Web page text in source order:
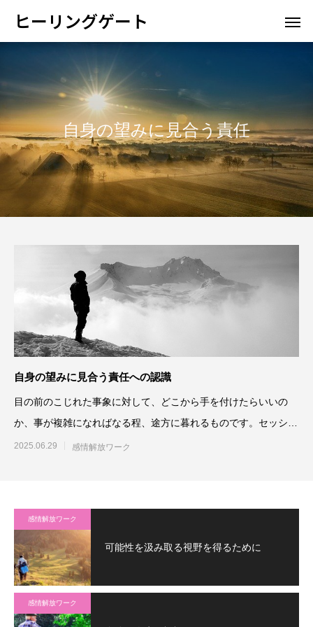
ヒーリングゲート
自身の望みに見合う責任
自身の望みに見合う責任への認識
目の前のこじれた事象に対して、どこから手を付けたらいいの
か、事が複雑になればなる程、途方に暮れるものです。セッショ
ンでご相談に見え
2025.06.29 感情解放ワーク
感情解放ワーク
可能性を汲み取る視野を得るために
感情解放ワーク